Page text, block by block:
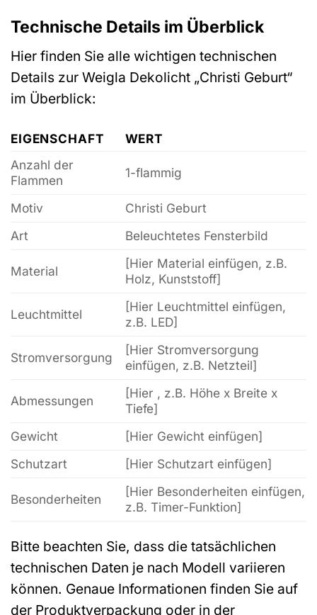
Technische Details im Überblick
Hier finden Sie alle wichtigen technischen
Details zur Weigla Dekolicht „Christi Geburt“
im Überblick:
EIGENSCHAFT
WERT
Anzahl der
Flammen
1-flammig
Motiv
Christi Geburt
Art
Beleuchtetes Fensterbild
Material
[Hier Material einfügen, z.B.
Holz, Kunststoff]
Leuchtmittel
[Hier Leuchtmittel einfügen,
z.B. LED]
Stromversorgung
[Hier Stromversorgung
einfügen, z.B. Netzteil]
Abmessungen
[Hier , z.B. Höhe x Breite x
Tiefe]
Gewicht
[Hier Gewicht einfügen]
Schutzart
[Hier Schutzart einfügen]
Besonderheiten
[Hier Besonderheiten einfügen,
z.B. Timer-Funktion]
Bitte beachten Sie, dass die tatsächlichen
technischen Daten je nach Modell variieren
können. Genaue Informationen finden Sie auf
der Produktverpackung oder in der